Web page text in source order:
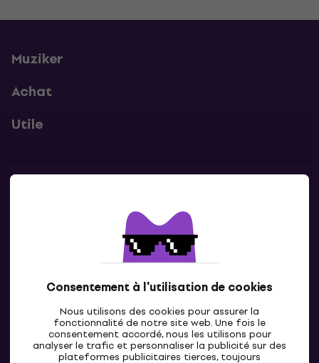
Consentement à l'utilisation de cookies
Nous utilisons des cookies pour assurer la
fonctionnalité de notre site web. Une fois le
consentement accordé, nous les utilisons pour
analyser le trafic et personnaliser la publicité sur des
plateformes publicitaires tierces, toujours
Muziker
Achat
Utile
Contacte nous